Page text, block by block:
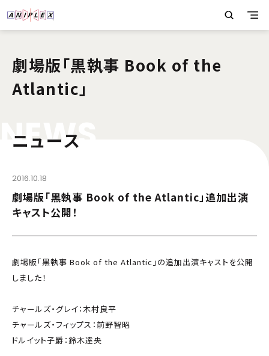
劇場版「黒執事 Book of the
Atlantic」
NEWS
ニュース
2016.10.18
劇場版「黒執事 Book of the Atlantic」追加出演
キャスト公開！
劇場版「黒執事 Book of the Atlantic」の追加出演キャストを公開
しました！
チャールズ・グレイ：木村良平
チャールズ・フィップス：前野智昭
ドルイット子爵：鈴木達央